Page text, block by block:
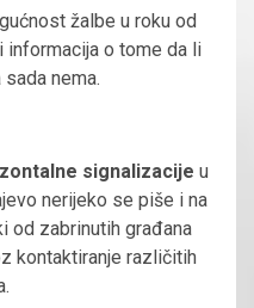
žalbe u roku od
informacija o tome da li
nema.
signalizacije u
nerijeko se piše i na
od zabrinutih građana
kontaktiranje različitih